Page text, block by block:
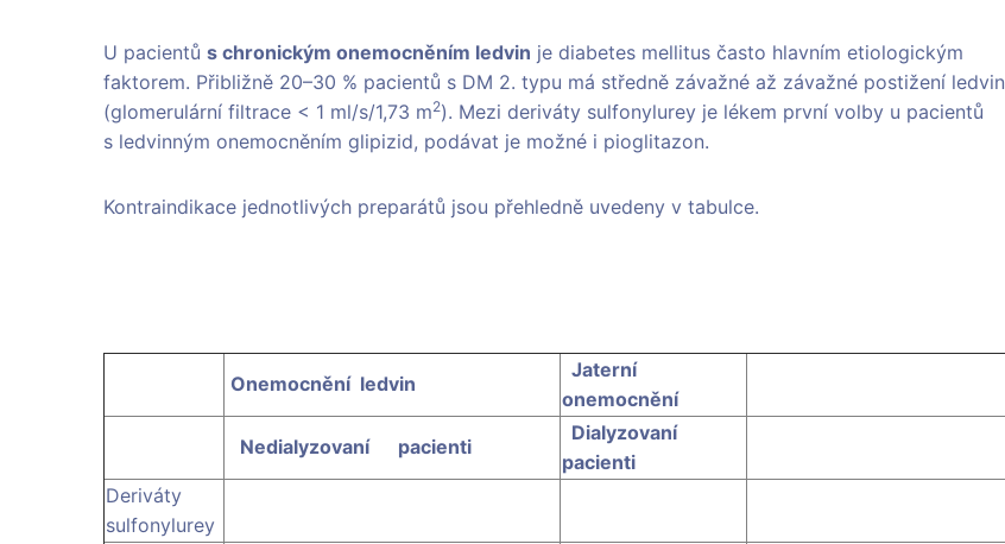
U pacientů s chronickým onemocněním ledvin je diabetes mellitus často hlavním etiologickým
faktorem. Přibližně 20–30 % pacientů s DM 2. typu má středně závažné až závažné postižení ledvin
(glomerulární filtrace < 1 ml/s/1,73 m2). Mezi deriváty sulfonylurey je lékem první volby u pacientů
s ledvinným onemocněním glipizid, podávat je možné i pioglitazon.
Kontraindikace jednotlivých preparátů jsou přehledně uvedeny v tabulce.
Onemocnění ledvin
Jaterní
onemocnění
Nedialyzovaní pacienti
Dialyzovaní
pacienti
Deriváty
sulfonylurey